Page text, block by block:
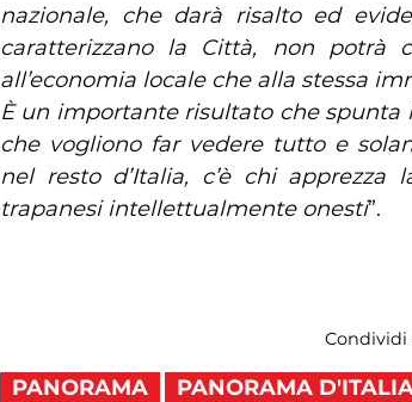
nazionale, che darà risalto ed
caratterizzano la Città, non potrà
all’economia locale che alla stessa
È un importante risultato che
che vogliono far vedere tutto e
nel resto d’Italia, c’è chi
trapanesi intellettualmente onesti”.
Condividi
PANORAMA PANORAMA